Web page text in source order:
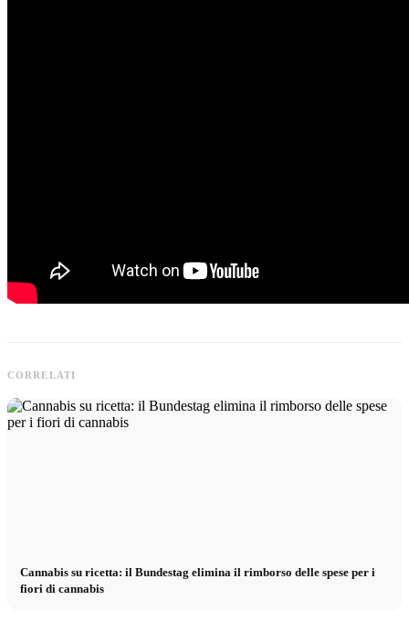
CORRELATI
Cannabis su ricetta: il Bundestag elimina il rimborso delle spese per i
fiori di cannabis